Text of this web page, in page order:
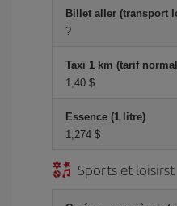
Billet aller (transport
?
Taxi 1 km (tarif
1,40 $
Essence (1 litre)
1,274 $
Sports et loisirst